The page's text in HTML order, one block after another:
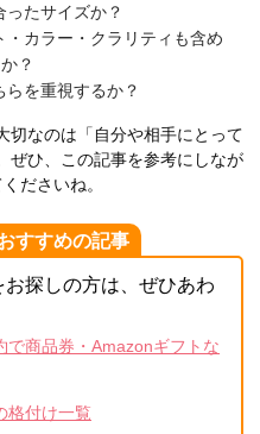
たサイズか？
カラー・クラリティも含め
？
を重視するか？
切なのは「自分や相手にとって
ぜひ、この記事を参考にしなが
ださいね。
すすめの記事
探しの方は、ぜひあわ
で商品券・Amazonギフトな
格付け一覧